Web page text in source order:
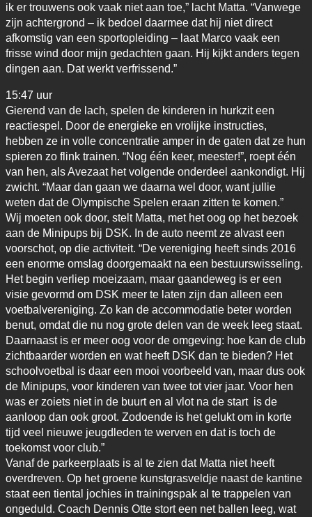
ik er trouwens ook vaak niet aan toe,” lacht Matta. “Vanwege
zijn achtergrond – ik bedoel daarmee dat hij niet direct
afkomstig van een sportopleiding – laat Marco vaak een
frisse wind door mijn gedachten gaan. Hij kijkt anders tegen
dingen aan. Dat werkt verfrissend.”
15:47 uur
Gierend van de lach, spelen de kinderen in hurkzit een
reactiespel. Door de energieke en vrolijke instructies,
hebben ze in volle concentratie amper in de gaten dat ze hun
spieren zo flink trainen. “Nog één keer, meester!”, roept één
van hen, als Avezaat het volgende onderdeel aankondigt. Hij
zwicht. “Maar dan gaan we daarna wel door, want jullie
weten dat de Olympische Spelen eraan zitten te komen.”
Wij moeten ook door, stelt Matta, met het oog op het bezoek
aan de Minipups bij DSK. In de auto neemt ze alvast een
voorschot, op die activiteit. “De vereniging heeft sinds 2016
een enorme omslag doorgemaakt na een bestuurswisseling.
Het begin verliep moeizaam, maar gaandeweg is er een
visie gevormd om DSK meer te laten zijn dan alleen een
voetbalvereniging. Zo kan de accommodatie beter worden
benut, omdat die nu nog grote delen van de week leeg staat.
Daarnaast is er meer oog voor de omgeving: hoe kan de club
zichtbaarder worden en wat heeft DSK dan te bieden? Het
schoolvoetbal is daar een mooi voorbeeld van, maar dus ook
de Minipups, voor kinderen van twee tot vier jaar. Voor hen
was er zoiets niet in de buurt en al vlot na de start is de
aanloop dan ook groot. Zodoende is het gelukt om in korte
tijd veel nieuwe jeugdleden te werven en dat is toch de
toekomst voor club.”
Vanaf de parkeerplaats is al te zien dat Matta niet heeft
overdreven. Op het groene kunstgrasveldje naast de kantine
staat een tiental jochies in trainingspak al te trappelen van
ongeduld. Coach Dennis Otte stort een net ballen leeg, wat